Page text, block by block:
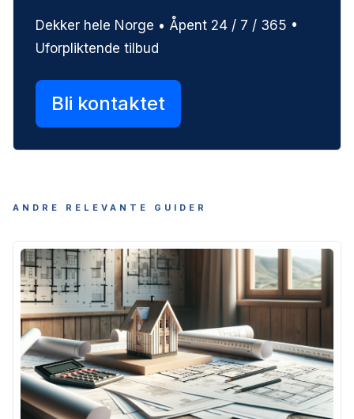
Dekker hele Norge • Åpent 24 / 7 / 365 •
Uforpliktende tilbud
Bli kontaktet
ANDRE RELEVANTE GUIDER